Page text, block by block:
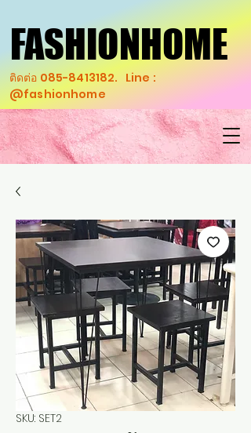
FASHIONHOME
FASHIONHOME
ติดต่อ 085-8413182. Line :
@fashionhome
SKU: SET2